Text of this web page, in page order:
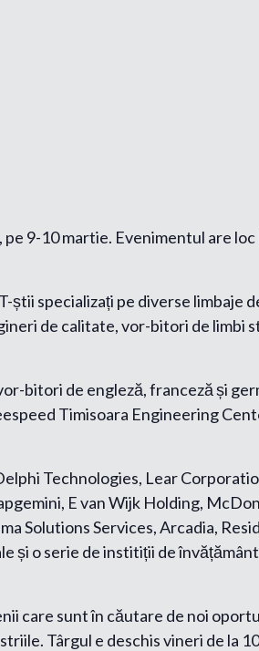
9-10 martie. Evenimentul are loc
specializați pe diverse limbaje
de calitate, vor-bitori de limbi
bitori de engleză, franceză și
Timisoara Engineering
Technologies, Lear
E van Wijk Holding,
Solutions Services, Arcadia,
o serie de institiții de
care sunt în căutare de noi
Târgul e deschis vineri de la 10